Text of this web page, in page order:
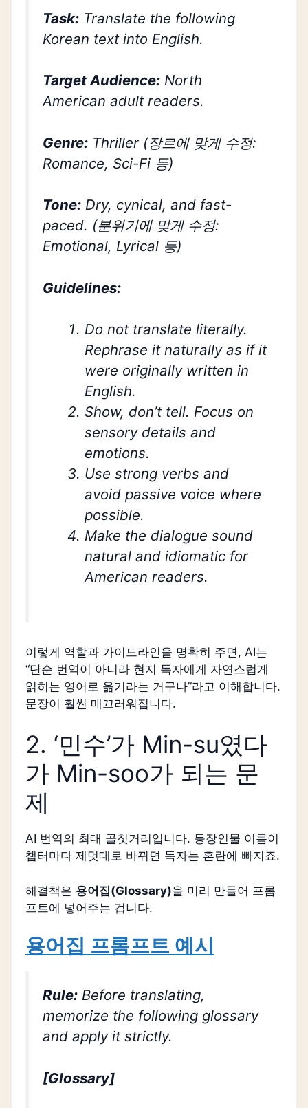
Task: Translate the following
Korean text into English.
Target Audience: North
American adult readers.
Genre: Thriller (장르에 맞게 수정:
Romance, Sci-Fi 등)
Tone: Dry, cynical, and fast-
paced. (분위기에 맞게 수정:
Emotional, Lyrical 등)
Guidelines:
Do not translate literally.
Rephrase it naturally as if it
were originally written in
English.
Show, don’t tell. Focus on
sensory details and
emotions.
Use strong verbs and
avoid passive voice where
possible.
Make the dialogue sound
natural and idiomatic for
American readers.
이렇게 역할과 가이드라인을 명확히 주면, AI는
“단순 번역이 아니라 현지 독자에게 자연스럽게
읽히는 영어로 옮기라는 거구나”라고 이해합니다.
문장이 훨씬 매끄러워집니다.
2. ‘민수’가 Min-su였다
가 Min-soo가 되는 문
제
AI 번역의 최대 골칫거리입니다. 등장인물 이름이
챕터마다 제멋대로 바뀌면 독자는 혼란에 빠지죠.
해결책은 용어집(Glossary)을 미리 만들어 프롬
프트에 넣어주는 겁니다.
용어집 프롬프트 예시
Rule: Before translating,
memorize the following glossary
and apply it strictly.
[Glossary]